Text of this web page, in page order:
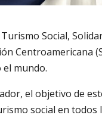
Social,
Centroamericana
mundo.
el objetivo de
social en todos